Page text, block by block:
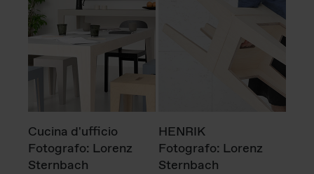
Cucina d'ufficio
Fotografo: Lorenz
Sternbach
HENRIK
Fotografo: Lorenz
Sternbach